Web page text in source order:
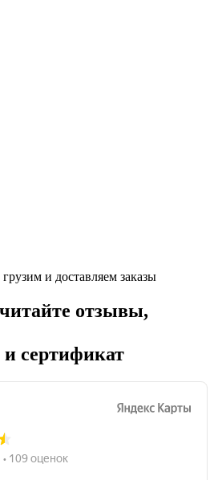
и доставляем заказы
отзывы,
сертификат